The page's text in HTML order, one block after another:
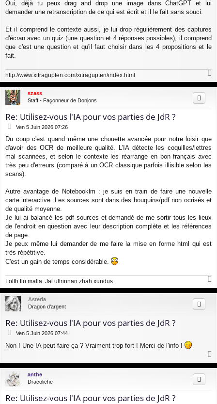
Oui, déjà tu peux drag and drop une image dans ChatGPT et lui
demander une retranscription de ce qui est écrit et il le fait sans souci.
Et il comprend le contexte aussi, je lui drop régulièrement des captures
d'écran avec un quiz (une question et 4 réponses possibles), il comprend
que c'est une question et qu'il faut choisir dans les 4 propositions et le
fait.
http://www.xitragupten.com/xitragupten/index.html
u
szass
Staff - Façonneur de Donjons
Re: Utilisez-vous l'IA pour vos parties de JdR ?
M
s
s
a
Ven 5 Juin 2026 07:26
Du coup c'est quand même une chouette avancée pour notre loisir que
d'avoir des OCR de meilleure qualité. L'IA détecte les coquilles/lettres
mal scannées, et selon le contexte les réarrange en bon français avec
très peu d'erreurs (comparé à un OCR classique parfois illisible selon les
scans).
Autre avantage de Notebooklm : je suis en train de faire une nouvelle
carte interactive. Les sources sont dans des bouquins/pdf non ocrisés et
de qualité moyenne.
Je lui ai balancé les pdf sources et demandé de me sortir tous les lieux
de l'endroit en question avec leur description complète et les références
de page.
Je peux même lui demander de me faire la mise en forme html qui est
très répétitive.
C'est un gain de temps considérable.
Lolth tlu malla. Jal ultrinnan zhah xundus.
u
Asteria
Dragon d'argent
Re: Utilisez-vous l'IA pour vos parties de JdR ?
M
s
g
e
Ven 5 Juin 2026 07:44
Non ! Une IA peut faire ça ? Vraiment trop fort ! Merci de l'info !
a
u
anthe
Dracoliche
Re: Utilisez-vous l'IA pour vos parties de JdR ?